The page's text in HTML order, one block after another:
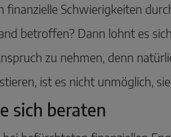
finanzielle Schwierigkeiten
betroffen? Dann lohnt es
zu nehmen, denn
ist es nicht unmöglich,
sich beraten